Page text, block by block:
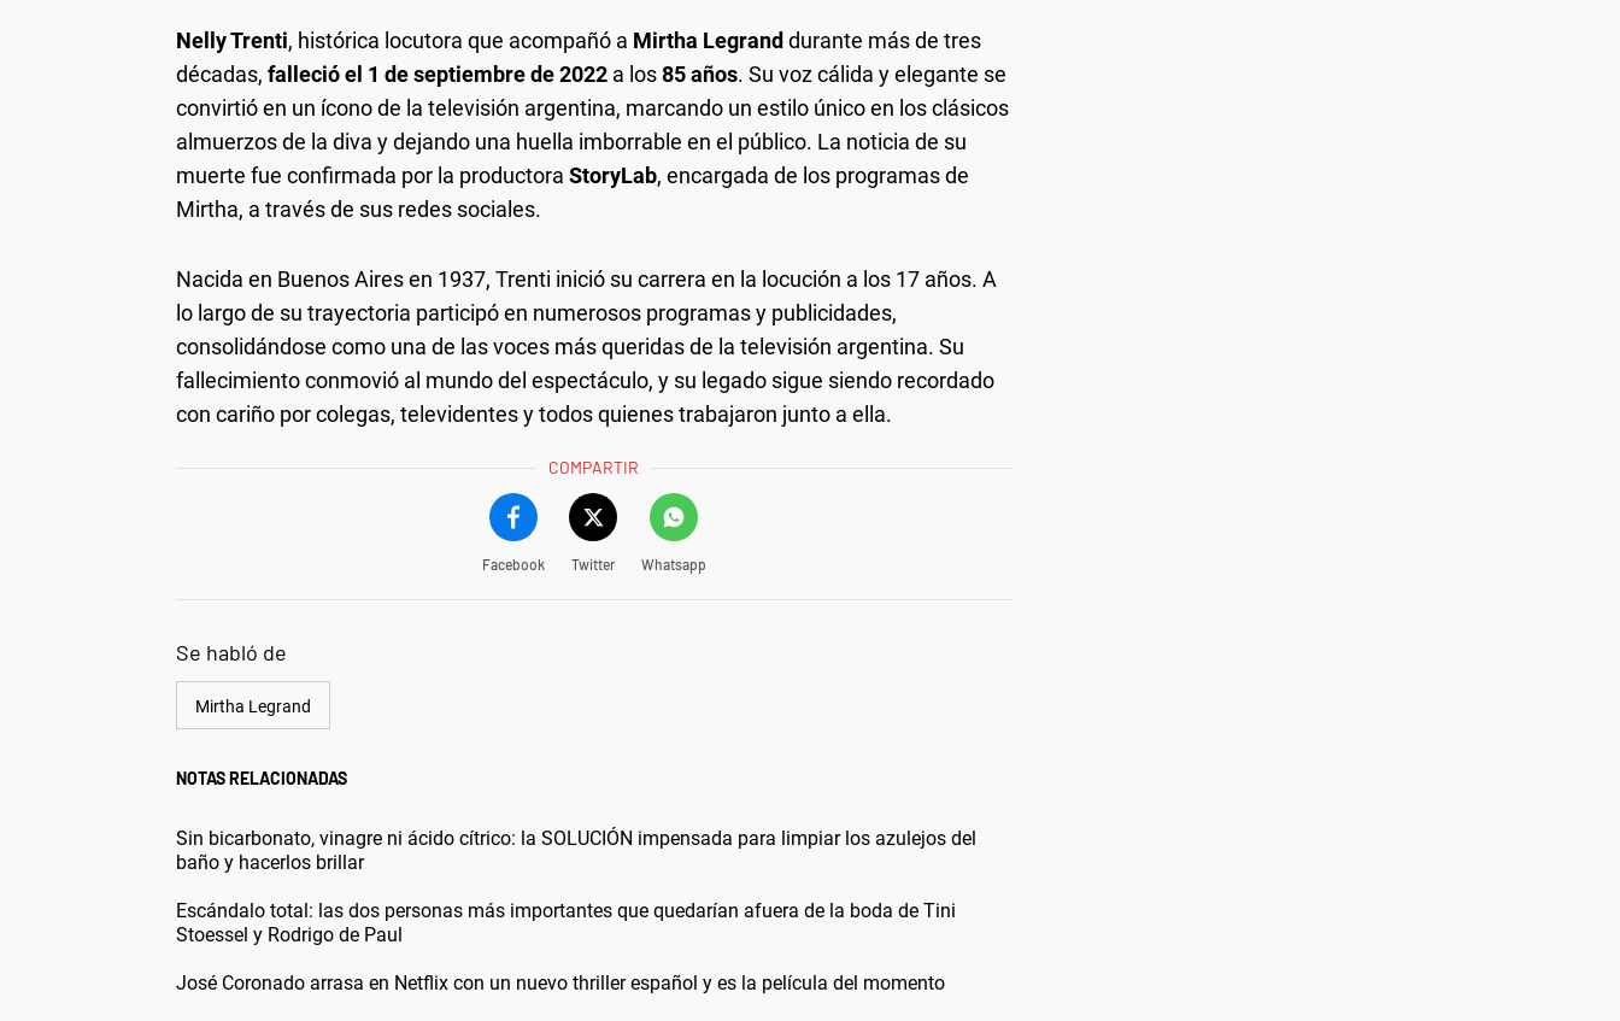
Nelly Trenti, histórica locutora que acompañó a Mirtha Legranddurante más de tres
décadas, falleció el 1 de septiembre de 2022 a los85 años. Su voz cálida y elegante se
convirtió en un ícono de la televisión argentina, marcando un estilo único en los clásicos
almuerzos de la diva y dejando una huella imborrable en el público. La noticia de su
muerte fue confirmada por la productora StoryLab, encargada de los programas de
Mirtha, a través de sus redes sociales.
Nacida en Buenos Aires en 1937, Trenti inició su carrera en la locución a los 17 años. A
lo largo de su trayectoria participó en numerosos programas y publicidades,
consolidándose como una de las voces más queridas de la televisión argentina. Su
fallecimiento conmovió al mundo del espectáculo, y su legado sigue siendo recordado
con cariño por colegas, televidentes y todos quienes trabajaron junto a ella.
COMPARTIR
Facebook Twitter Whatsapp
Se habló de
Mirtha Legrand
NOTAS RELACIONADAS
Sin bicarbonato, vinagre ni ácido cítrico: la SOLUCIÓN impensada para limpiar los azulejos del
baño y hacerlos brillar
Escándalo total: las dos personas más importantes que quedarían afuera de la boda de Tini
Stoessel y Rodrigo de Paul
José Coronado arrasa en Netflix con un nuevo thriller español y es la película del momento